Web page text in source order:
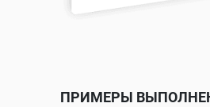
ПРИМЕРЫ